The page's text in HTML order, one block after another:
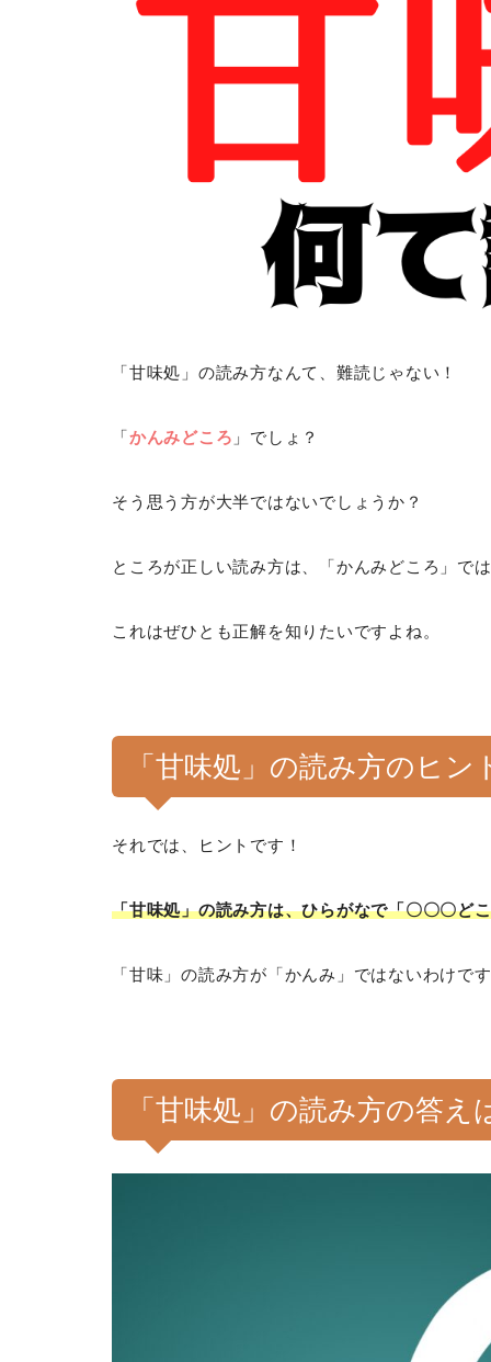
「甘味処」の読み方なんて、難読じゃない！
「かんみどころ 」でしょ？
そう思う方が大半ではないでしょうか？
ところが正しい読み方は、「かんみどころ」で
これはぜひとも正解を知りたいですよね。
「甘味処」の読み方のヒン
それでは、ヒントです！
「甘味処」の読み方は、ひらがなで「〇〇〇ど
「甘味」の読み方が「かんみ」ではないわけです
「甘味処」の読み方の答え